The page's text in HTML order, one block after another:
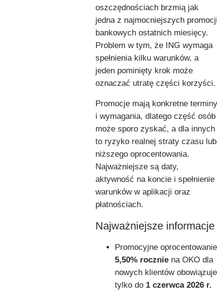
oszczędnościach brzmią jak
jedna z najmocniejszych
bankowych ostatnich miesięcy.
Problem w tym, że ING wymaga
spełnienia kilku warunków, a
jeden pominięty krok może
oznaczać utratę części korzyści.
Promocje mają konkretne terminy
i wymagania, dlatego część osób
może sporo zyskać, a dla innych
to ryzyko realnej straty czasu lub
niższego oprocentowania.
Najważniejsze są daty,
aktywność na koncie i spełnienie
warunków w aplikacji oraz
płatnościach.
Najważniejsze informacje
Promocyjne oprocentowanie
5,50% rocznie na OKO dla
nowych klientów obowiązuje
tylko do 1 czerwca 2026 r.